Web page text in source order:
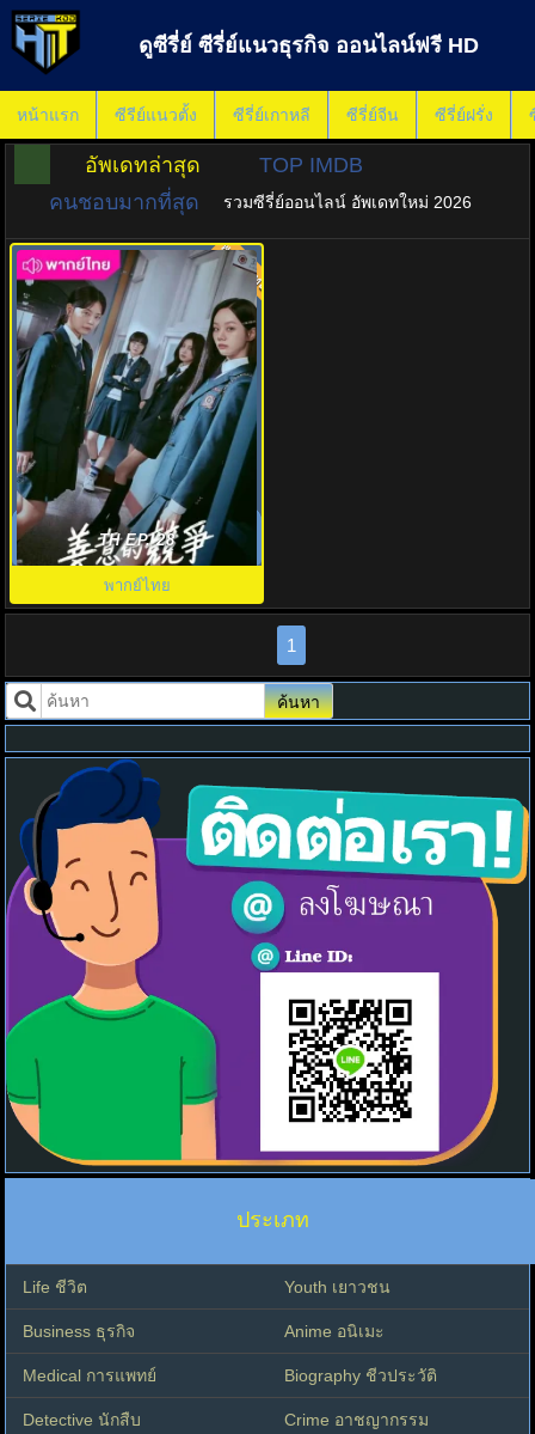
ดูซีรี่ย์ ซีรี่ย์แนวธุรกิจ ออนไลน์ฟรี HD
หน้าแรก ซีรีย์แนวตั้ง ซีรี่ย์เกาหลี ซีรี่ย์จีน ซีรี่ย์ฝรั่ง
อัพเดทล่าสุด
TOP IMDB
คนชอบมากที่สุด
รวมซีรี่ย์ออนไลน์ อัพเดทใหม่ 2026
เพื่อนรัก เกมลวง (2025) Friendly
Rivalry พากย์ไทย EP.1-16 จบ
8.0 พากย์ไทย
TH EP. 28
พากย์ไทย
1
ค้นหา
ประเภท
Life ชีวิต Youth เยาวชน
Business ธุรกิจ Anime อนิเมะ
Medical การแพทย์ Biography ชีวประวัติ
Detective นักสืบ Crime อาชญากรรม